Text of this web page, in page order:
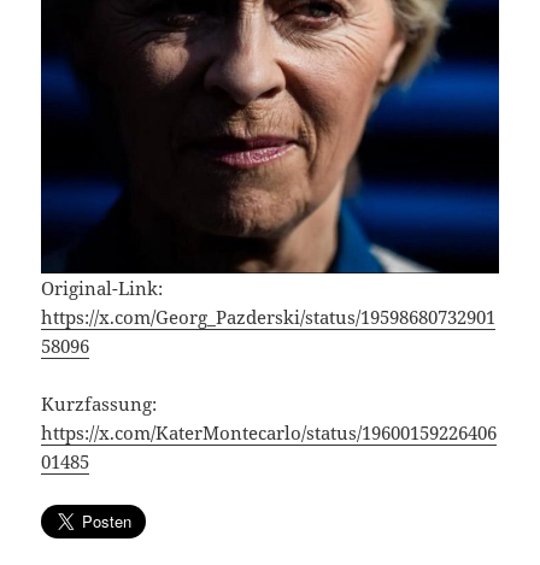
Original-Link:
https://x.com/Georg_Pazderski/status/19598680732901
58096
Kurzfassung:
https://x.com/KaterMontecarlo/status/19600159226406
01485